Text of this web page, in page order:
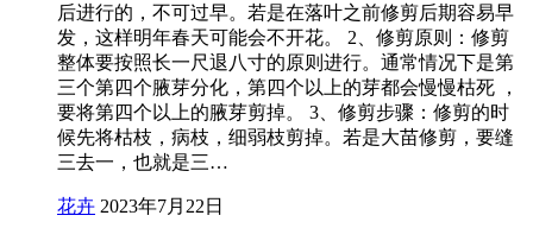
后进行的，不可过早。若是在落叶之前修剪后期容易早
发，这样明年春天可能会不开花。 2、修剪原则：修剪
整体要按照长一尺退八寸的原则进行。通常情况下是第
三个第四个腋芽分化，第四个以上的芽都会慢慢枯死 ，
要将第四个以上的腋芽剪掉。 3、修剪步骤：修剪的时
候先将枯枝，病枝，细弱枝剪掉。若是大苗修剪，要缝
三去一，也就是三…
花卉 2023年7月22日